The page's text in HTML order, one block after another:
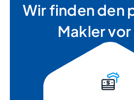
Wir finden den
Makler